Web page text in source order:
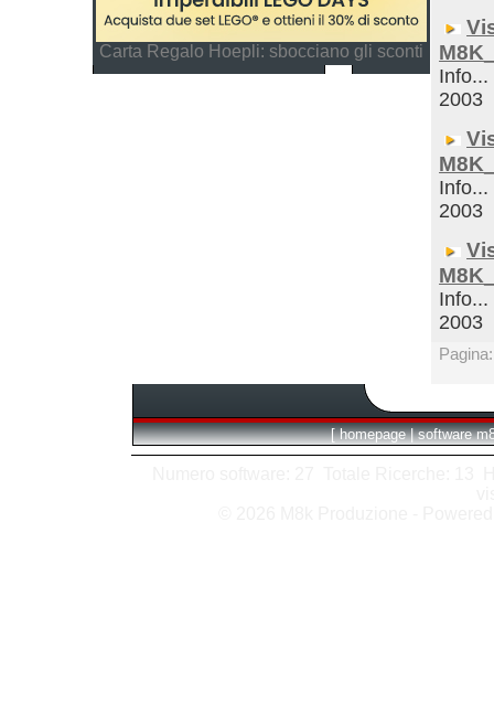
Carta Regalo Hoepli: sbocciano gli sconti
Info...
2003
Info...
2003
Info...
2003
[ homepage | software